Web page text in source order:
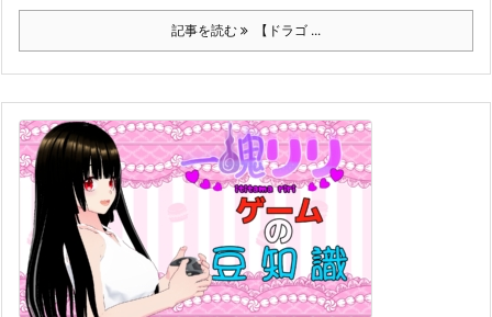
記事を読む 【ドラゴ ...